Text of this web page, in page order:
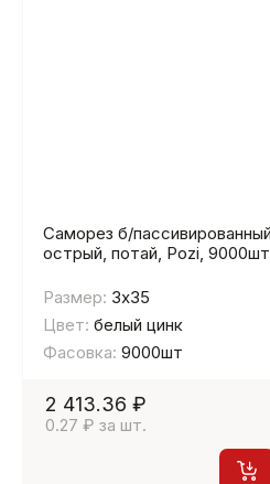
Саморез б/
острый, потай, Pozi,
Размер: 3х35
Цвет: белый цинк
Фасовка: 9000шт
2 413.36 ₽
0.27 ₽ за шт.